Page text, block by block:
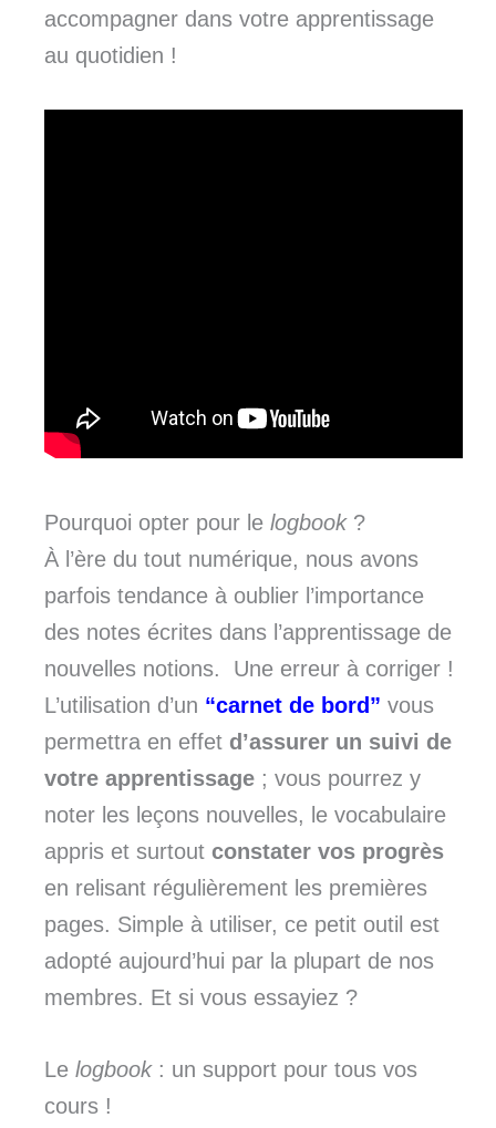
accompagner dans votre apprentissage
au quotidien !
Pourquoi opter pour le logbook?
À l’ère du tout numérique, nous avons
parfois tendance à oublier l’importance
des notes écrites dans l’apprentissage de
nouvelles notions. Une erreur à corriger !
L’utilisation d’un “carnet de bord” vous
permettra en effet d’assurer un suivi de
votre apprentissage ; vous pourrez y
noter les leçons nouvelles, le vocabulaire
appris et surtout constater vos progrès
en relisant régulièrement les premières
pages. Simple à utiliser, ce petit outil est
adopté aujourd’hui par la plupart de nos
membres. Et si vous essayiez ?
Le logbook: un support pour tous vos
cours !